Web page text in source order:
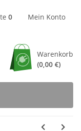
0 Mein Konto
Warenkorb
(0,00 €)